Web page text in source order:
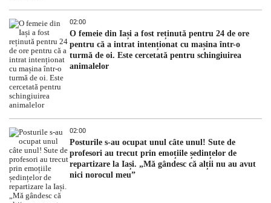
02:00
O femeie din Iași a fost reținută pentru 24 de ore
pentru că a intrat intenționat cu mașina într-o
turmă de oi. Este cercetată pentru schingiuirea
animalelor
02:00
Posturile s-au ocupat unul câte unul! Sute de
profesori au trecut prin emoțiile ședințelor de
repartizare la Iași. „Mă gândesc că alții nu au avut
nici norocul meu”